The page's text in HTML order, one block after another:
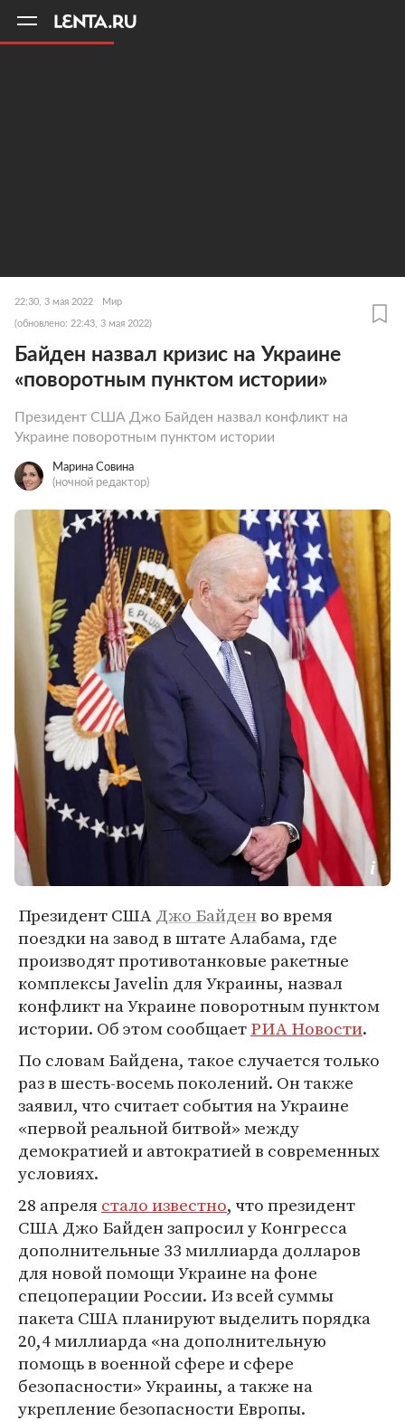
22:30, 3 мая 2022 Мир
(обновлено: 22:43, 3 мая 2022)
Байден назвал кризис на Украине
«поворотным пунктом истории»
Президент США Джо Байден назвал конфликт на
Украине поворотным пунктом истории
Марина Совина
(ночной редактор)
Президент СШАДжо Байденво время
поездки на завод в штате Алабама, где
производят противотанковые ракетные
комплексы Javelin для Украины, назвал
конфликт на Украине поворотным пунктом
истории. Об этом сообщаетРИА Новости.
По словам Байдена, такое случается только
раз в шесть-восемь поколений. Он также
заявил, что считает события на Украине
«первой реальной битвой» между
демократией и автократией в современных
условиях.
28 апрелястало известно, что президент
США Джо Байден запросил у Конгресса
дополнительные 33 миллиарда долларов
для новой помощи Украине на фоне
спецоперации России. Из всей суммы
пакета США планируют выделить порядка
20,4 миллиарда «на дополнительную
помощь в военной сфере и сфере
безопасности» Украины, а также на
укрепление безопасности Европы.